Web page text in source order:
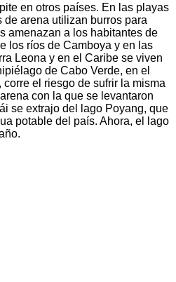
en otros países. En las playas
arena utilizan burros para
amenazan a los habitantes de
los ríos de Camboya y en las
Leona y en el Caribe se viven
de Cabo Verde, en el
el riesgo de sufrir la misma
con la que se levantaron
se extrajo del lago Poyang, que
potable del país. Ahora, el lago